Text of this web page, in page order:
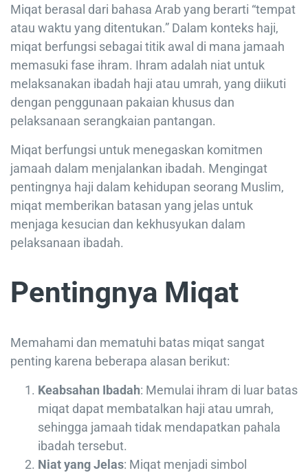
Miqat berasal dari bahasa Arab yang berarti “tempat
atau waktu yang ditentukan.” Dalam konteks haji,
miqat berfungsi sebagai titik awal di mana jamaah
memasuki fase ihram. Ihram adalah niat untuk
melaksanakan ibadah haji atau umrah, yang diikuti
dengan penggunaan pakaian khusus dan
pelaksanaan serangkaian pantangan.
Miqat berfungsi untuk menegaskan komitmen
jamaah dalam menjalankan ibadah. Mengingat
pentingnya haji dalam kehidupan seorang Muslim,
miqat memberikan batasan yang jelas untuk
menjaga kesucian dan kekhusyukan dalam
pelaksanaan ibadah.
Pentingnya Miqat
Memahami dan mematuhi batas miqat sangat
penting karena beberapa alasan berikut:
Keabsahan Ibadah: Memulai ihram di luar batas
miqat dapat membatalkan haji atau umrah,
sehingga jamaah tidak mendapatkan pahala
ibadah tersebut.
Niat yang Jelas: Miqat menjadi simbol